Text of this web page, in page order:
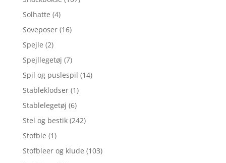
Solhatte (4)
Soveposer (16)
Spejle (2)
Spejllegetøj (7)
Spil og puslespil (14)
Stableklodser (1)
Stablelegetøj (6)
Stel og bestik (242)
Stofble (1)
Stofbleer og klude (103)